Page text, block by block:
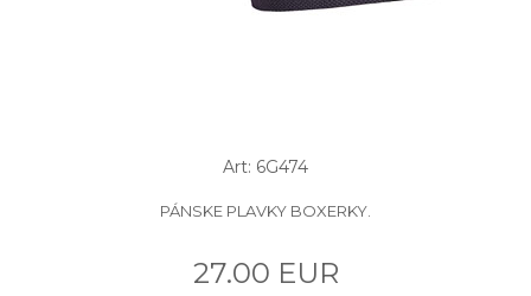
Art: 6G474
PÁNSKE PLAVKY BOXERKY.
27.00 EUR